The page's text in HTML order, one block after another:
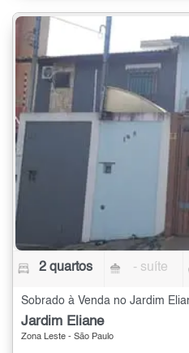
2 quartos - suíte
Sobrado à Venda no Jardim
Jardim Eliane
Zona Leste - São Paulo